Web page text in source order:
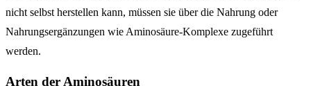
nicht selbst herstellen kann, müssen sie über die Nahrung oder
Nahrungsergänzungen wie Aminosäure-Komplexe zugeführt
werden.
Arten der Aminosäuren